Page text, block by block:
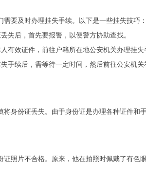
要及时办理挂失手续。以下是一些挂失技巧：
失后，首先要报警，以便警方协助查找。
有效证件，前往户籍所在地公安机关办理挂失
手续后，需等待一定时间，然后前往公安机关
将身份证丢失。由于身份证是办理各种证件
证照片不合格。原来，他在拍照时佩戴了有